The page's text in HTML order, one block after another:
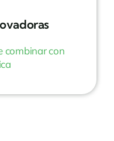
combinar con